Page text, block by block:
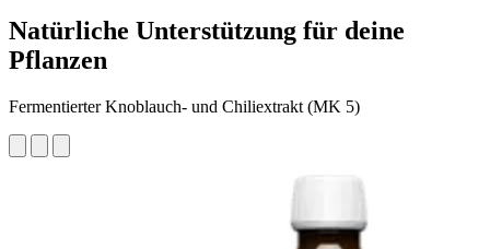
Natürliche Unterstützung für deine
Pflanzen
Fermentierter Knoblauch- und Chiliextrakt (MK 5)